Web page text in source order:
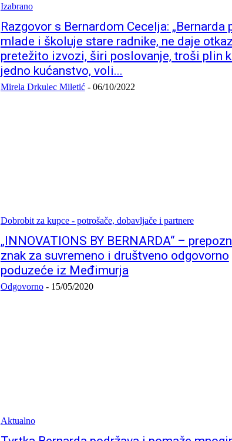
Izabrano
Razgovor s Bernardom Cecelja: „Bernarda
mlade i školuje stare radnike, ne daje
pretežito izvozi, širi poslovanje, troši plin
jedno kućanstvo, voli...
Mirela Drkulec Miletić - 06/10/2022
Dobrobit za kupce - potrošače, dobavljače i partnere
„INNOVATIONS BY BERNARDA“ –
znak za suvremeno i društveno odgovorno
poduzeće iz Međimurja
Odgovorno - 15/05/2020
Aktualno